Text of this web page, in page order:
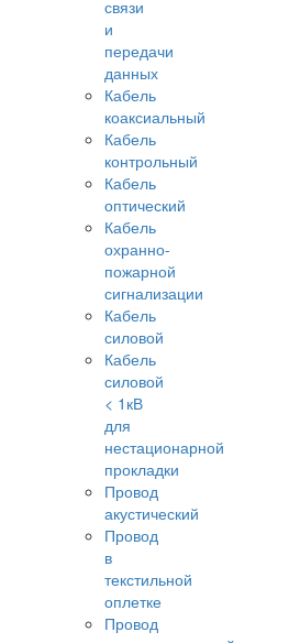
связи
и
передачи
данных
Кабель
коаксиальный
Кабель
контрольный
Кабель
оптический
Кабель
охранно-
пожарной
сигнализации
Кабель
силовой
Кабель
силовой
< 1кВ
для
нестационарной
прокладки
Провод
акустический
Провод
в
текстильной
оплетке
Провод